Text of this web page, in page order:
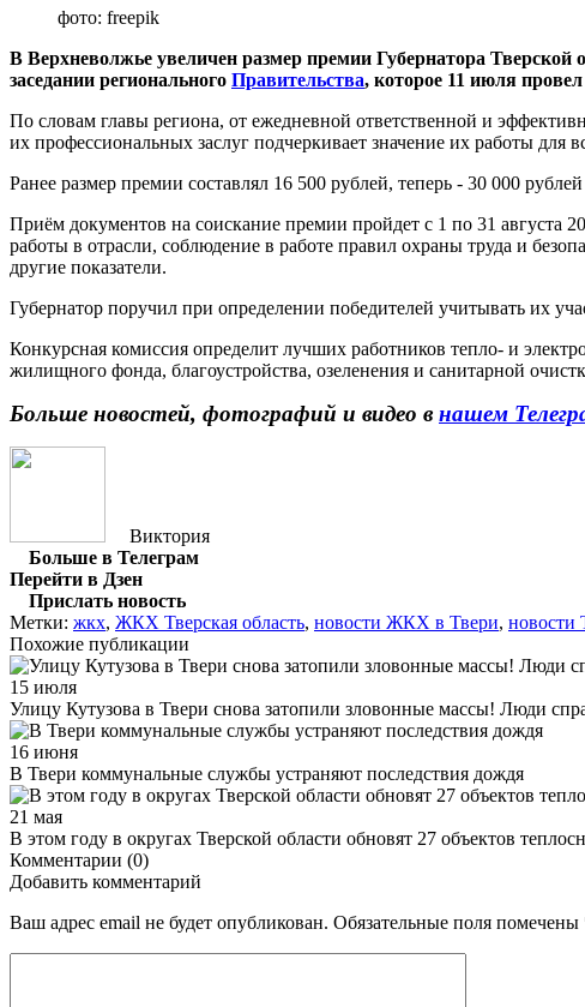
фото: freepik
В Верхневолжье увеличен размер премии Губернатора
заседании регионального Правительства, которое 11 июля
По словам главы региона, от ежедневной ответственной и
их профессиональных заслуг подчеркивает значение их работы для
Ранее размер премии составлял 16 500 рублей, теперь - 30 000
Приём документов на соискание премии пройдет с 1 по 31 августа
работы в отрасли, соблюдение в работе правил охраны труда и
другие показатели.
Губернатор поручил при определении победителей учитывать их
Конкурсная комиссия определит лучших работников тепло- и
жилищного фонда, благоустройства, озеленения и санитарной
Больше новостей, фотографий и видео в нашем
Виктория
Больше в Телеграм
Перейти в Дзен
Прислать новость
Метки: жкх, ЖКХ Тверская область, новости ЖКХ в Твери, новости
Похожие публикации
15 июля
Улицу Кутузова в Твери снова затопили зловонные массы! Люди
16 июня
В Твери коммунальные службы устраняют последствия дождя
21 мая
В этом году в округах Тверской области обновят 27 объектов
Комментарии (0)
Добавить комментарий
Ваш адрес email не будет опубликован. Обязательные поля помечены